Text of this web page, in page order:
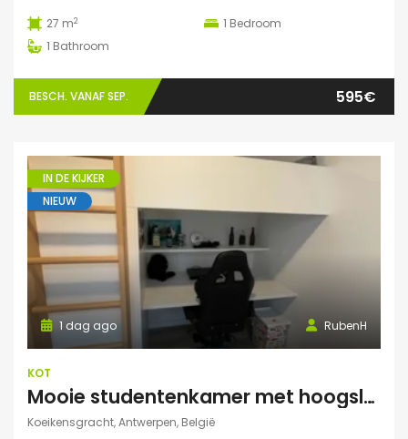
27 m2 1 Bedroom
1 Bathroom
BESCH. VANAF SEP. 595€
IN DE KIJKER
NIEUW
RubenH
1 dag ago
KOT
Mooie studentenkamer met hoogslaper en grote gemeenschappelijke ruimte/terras in Campus Eilandje
Koeikensgracht, Antwerpen, België